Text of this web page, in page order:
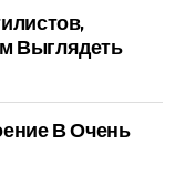
Выглядеть
В Очень